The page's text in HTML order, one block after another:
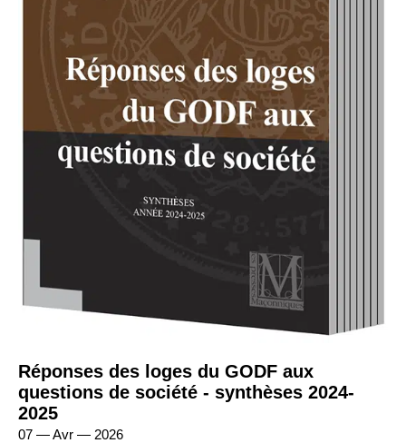
Réponses des loges du GODF aux
questions de société - synthèses 2024-
2025
07 — Avr — 2026